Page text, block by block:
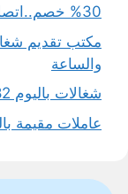
30% خصم..اتصل الـان
مكتب تقديم
والساعة
شغالات باليوم 82 ريال لخدمات منزلية احترافية
عاملات مقيمة